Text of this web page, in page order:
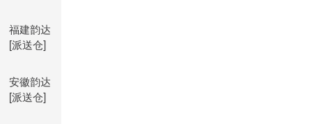
福建韵达
[派送仓]
安徽韵达
[派送仓]